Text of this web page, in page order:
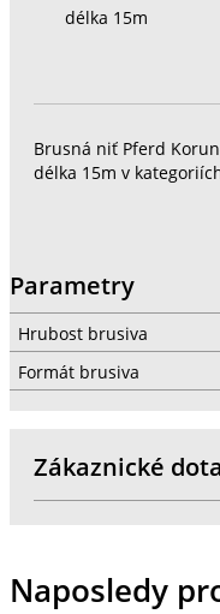
délka 15m
Brusná niť Pferd
délka 15m v
Parametry
Hrubost brusiva
Formát brusiva
Zákaznické
Naposledy